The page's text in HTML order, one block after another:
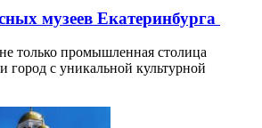
музеев Екатеринбурга
только промышленная столица
с уникальной культурной